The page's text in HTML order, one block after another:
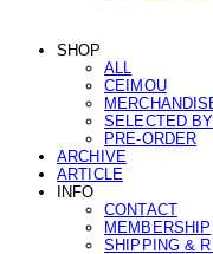
SHOP
ALL
CEIMOU
SELECTED
PRE-ORDER
ARCHIVE
ARTICLE
INFO
CONTACT
MEMBERSHIP
SHIPPING &